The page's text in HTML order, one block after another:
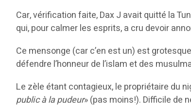
Car, vérification faite, Dax J avait quitté la
qui, pour calmer les esprits, a cru devoir
Ce mensonge (car c’en est un) est
défendre l’honneur de l’islam et des
Le zèle étant contagieux, le propriétaire du
public à la pudeur» (pas moins!). Difficile de